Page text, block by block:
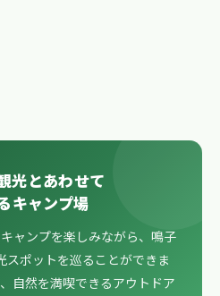
光とあわせて
キャンプ場
ャンプを楽しみながら、鳴子
スポットを巡ることができま
自然を満喫できるアウトドア